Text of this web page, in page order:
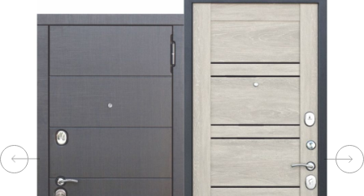
И